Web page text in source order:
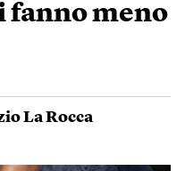
fanno meno
La Rocca